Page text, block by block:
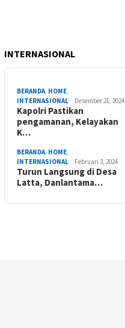
INTERNASIONAL
BERANDA, HOME,
INTERNASIONAL
Desember 21, 2024
Kapolri Pastikan
pengamanan, Kelayakan
K…
BERANDA, HOME,
INTERNASIONAL
Februari 3, 2024
Turun Langsung di Desa
Latta, Danlantama…